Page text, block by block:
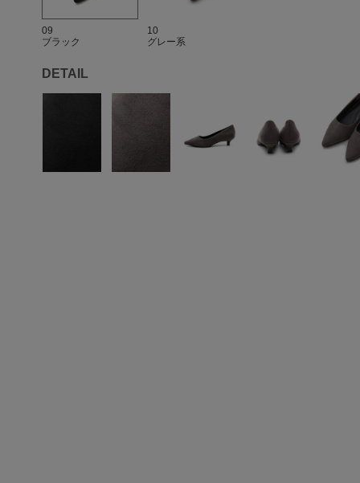
09
ブラック
10
グレー系
DETAIL